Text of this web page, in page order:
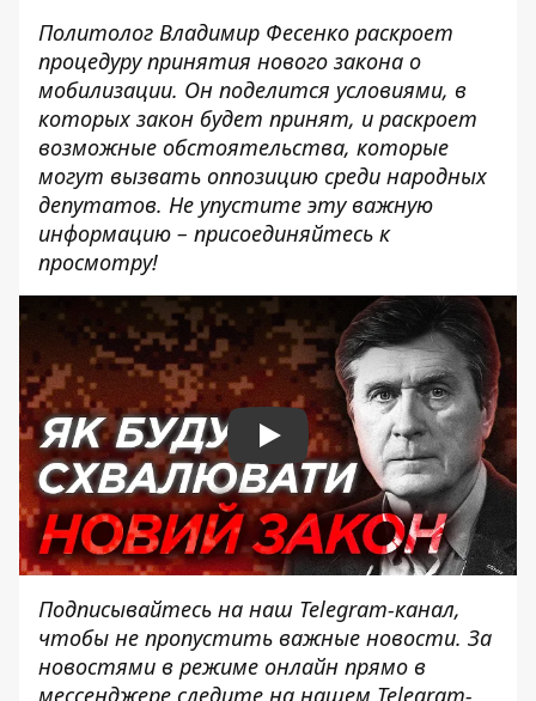
Политолог Владимир Фесенко раскроет
процедуру принятия нового закона о
мобилизации. Он поделится условиями, в
которых закон будет принят, и раскроет
возможные обстоятельства, которые
могут вызвать оппозицию среди народных
депутатов. Не упустите эту важную
информацию – присоединяйтесь к
просмотру!
Play
Подписывайтесь на наш Telegram-канал,
чтобы не пропустить важные новости. За
новостями в режиме онлайн прямо в
мессенджере следите на нашем Telegram-